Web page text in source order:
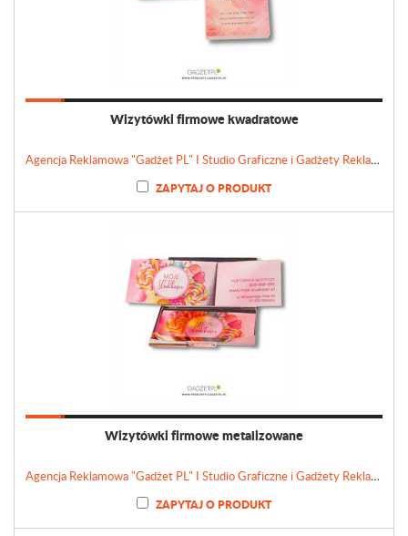
Wizytówki firmowe kwadratowe
Agencja Reklamowa "Gadżet PL" I Studio Graficzne i Gadżety Reklamowe
ZAPYTAJ O PRODUKT
Wizytówki firmowe metalizowane
Agencja Reklamowa "Gadżet PL" I Studio Graficzne i Gadżety Reklamowe
ZAPYTAJ O PRODUKT